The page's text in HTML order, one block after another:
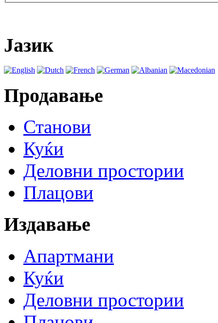
Јазик
Продавање
Станови
Куќи
Деловни простории
Плацови
Издавање
Апартмани
Куќи
Деловни простории